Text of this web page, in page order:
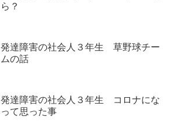
ら？
発達障害の社会人３年生 草野球チー
ムの話
発達障害の社会人３年生 コロナにな
って思った事